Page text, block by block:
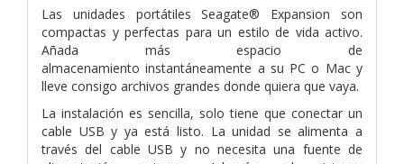
Las unidades portátiles Seagate® Expansion son
compactas y perfectas para un estilo de vida activo.
Añada más espacio de
almacenamientoinstantáneamente a su PC o Mac y
lleve consigo archivos grandes donde quiera que vaya.
La instalación es sencilla, solo tiene que conectar un
cable USB y yaestá listo. La unidad se alimenta a
través del cable USB y no necesitauna fuente de